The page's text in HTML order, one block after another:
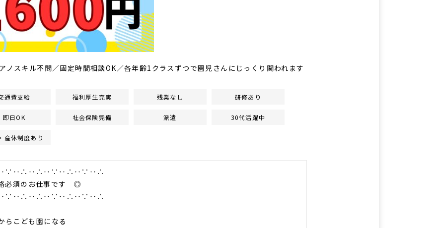
ノスキル不問／固定時間相談OK／各年齢1クラスずつで園児さんにじっくり関われます
通費支給 福利厚生充実 残業なし 研修あり
即日OK 社会保険完備 派遣 30代活躍中
産休制度あり
のお仕事です ◎
らこども園になる